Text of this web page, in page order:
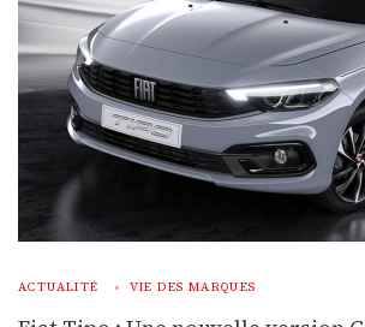
ACTUALITÉ VIE DES MARQUES